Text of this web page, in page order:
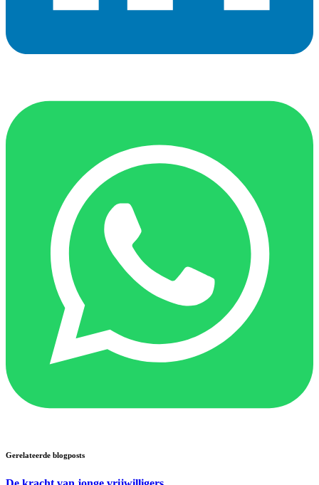
Gerelateerde blogposts